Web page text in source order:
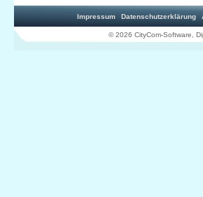
Impressum Datenschutzerklärung
© 2026 CityCom-Software,